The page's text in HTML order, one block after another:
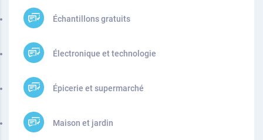
Échantillons gratuits
Électronique et technologie
Épicerie et supermarché
Maison et jardin